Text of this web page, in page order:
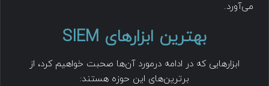
می‌آورد.
بهترین ابزارهای SIEM
ابزارهایی که در ادامه درمورد آن‌ها صحبت خواهیم کرد، از
برترین‌های این حوزه هستند: